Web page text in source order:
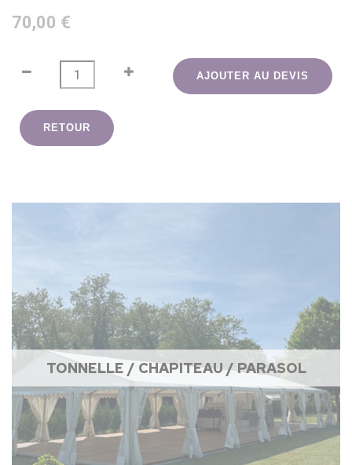
70,00 €
AJOUTER AU DEVIS
RETOUR
TONNELLE / CHAPITEAU / PARASOL